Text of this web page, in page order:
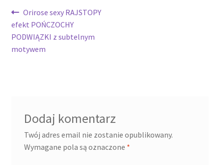
Nawigacja
wpisu
Poprzedni
wpis:
Orirose sexy RAJSTOPY
efekt POŃCZOCHY
PODWIĄZKI z subtelnym
motywem
Dodaj komentarz
Twój adres email nie zostanie opublikowany.
Wymagane pola są oznaczone *